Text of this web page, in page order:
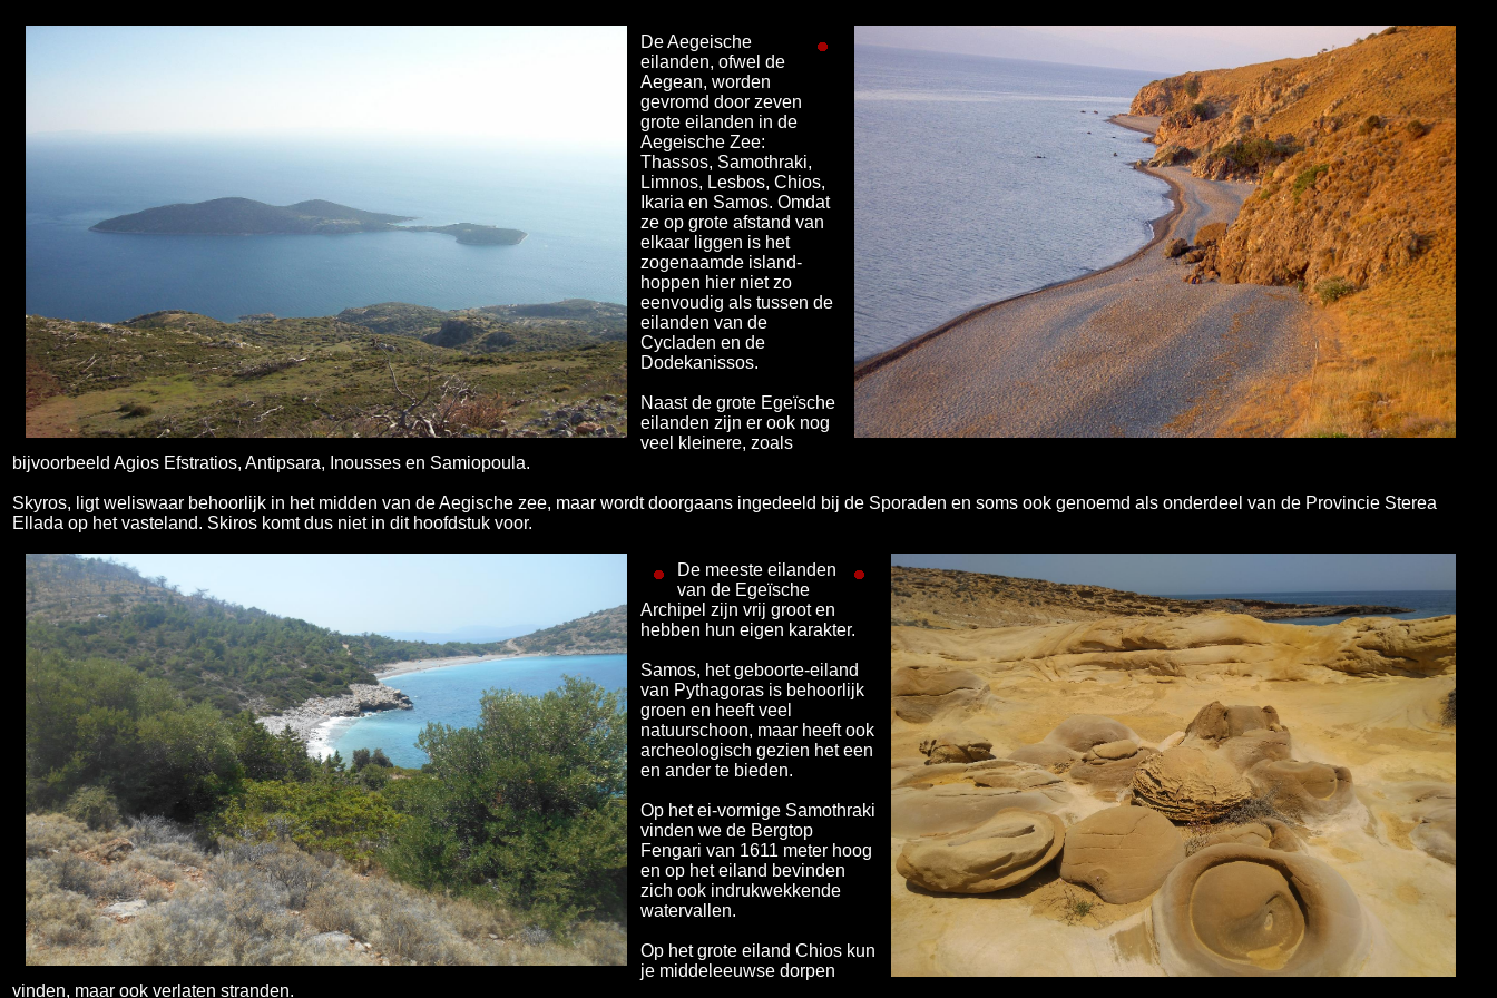
De Aegeische
eilanden, ofwel de
Aegean, worden
gevromd door zeven
grote eilanden in de
Aegeische Zee:
Thassos, Samothraki,
Limnos, Lesbos, Chios,
Ikaria en Samos. Omdat
ze op grote afstand van
elkaar liggen is het
zogenaamde island-
hoppen hier niet zo
eenvoudig als tussen de
eilanden van de
Cycladen en de
Dodekanissos.
Naast de grote Egeïsche
eilanden zijn er ook nog
veel kleinere, zoals
bijvoorbeeld Agios Efstratios, Antipsara, Inousses en Samiopoula.
Skyros, ligt weliswaar behoorlijk in het midden van de Aegische zee, maar wordt doorgaans ingedeeld bij de Sporaden en soms ook genoemd als onderdeel van de Provincie Sterea
Ellada op het vasteland. Skiros komt dus niet in dit hoofdstuk voor.
De meeste eilanden
van de Egeïsche
Archipel zijn vrij groot en
hebben hun eigen karakter.
Samos, het geboorte-eiland
van Pythagoras is behoorlijk
groen en heeft veel
natuurschoon, maar heeft ook
archeologisch gezien het een
en ander te bieden.
Op het ei-vormige Samothraki
vinden we de Bergtop
Fengari van 1611 meter hoog
en op het eiland bevinden
zich ook indrukwekkende
watervallen.
Op het grote eiland Chios kun
je middeleeuwse dorpen
vinden, maar ook verlaten stranden.